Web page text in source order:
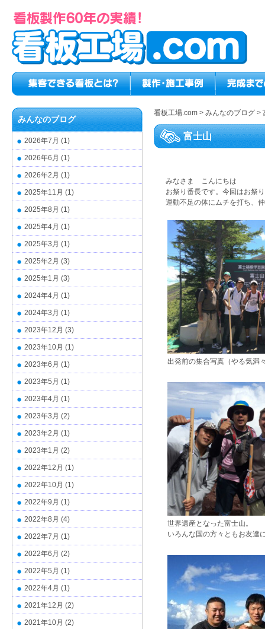
看板工場.com > みんなのブログ >
富士山
みなさま こんにちは
お祭り番長です。今回はお
運動不足の体にムチを打ち、
出発前の集合写真（やる気満
世界遺産となった富士山。
いろんな国の方々ともお友達
みんなのブログ
2026年7月 (1)
2026年6月 (1)
2026年2月 (1)
2025年11月 (1)
2025年8月 (1)
2025年4月 (1)
2025年3月 (1)
2025年2月 (3)
2025年1月 (3)
2024年4月 (1)
2024年3月 (1)
2023年12月 (3)
2023年10月 (1)
2023年6月 (1)
2023年5月 (1)
2023年4月 (1)
2023年3月 (2)
2023年2月 (1)
2023年1月 (2)
2022年12月 (1)
2022年10月 (1)
2022年9月 (1)
2022年8月 (4)
2022年7月 (1)
2022年6月 (2)
2022年5月 (1)
2022年4月 (1)
2021年12月 (2)
2021年10月 (2)